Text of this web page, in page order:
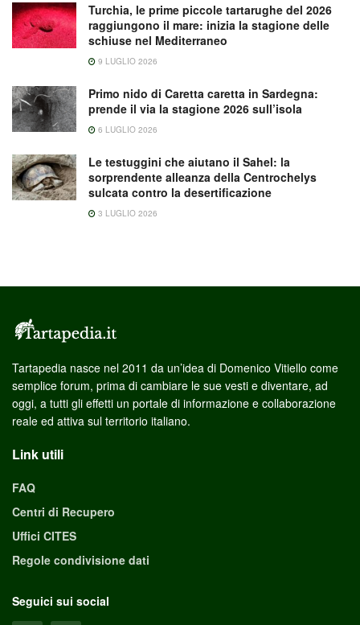
Turchia, le prime piccole tartarughe del 2026
raggiungono il mare: inizia la stagione delle
schiuse nel Mediterraneo
9 LUGLIO 2026
Primo nido di Caretta caretta in Sardegna:
prende il via la stagione 2026 sull’isola
6 LUGLIO 2026
Le testuggini che aiutano il Sahel: la
sorprendente alleanza della Centrochelys
sulcata contro la desertificazione
3 LUGLIO 2026
Tartapedia nasce nel 2011 da un’idea di Domenico Vitiello come
semplice forum, prima di cambiare le sue vesti e diventare, ad
oggi, a tutti gli effetti un portale di informazione e collaborazione
reale ed attiva sul territorio italiano.
Link utili
FAQ
Centri di Recupero
Uffici CITES
Regole condivisione dati
Seguici sui social